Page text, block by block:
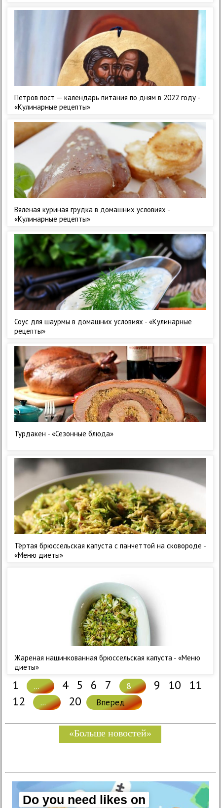
Петров пост — календарь питания по дням в 2022 году -
«Кулинарные рецепты»
Вяленая куриная грудка в домашних условиях -
«Кулинарные рецепты»
Соус для шаурмы в домашних условиях - «Кулинарные
рецепты»
Турдакен - «Сезонные блюда»
Тёртая брюссельская капуста с панчеттой на сковороде -
«Меню диеты»
Жареная нашинкованная брюссельская капуста - «Меню
диеты»
1 ... 4 5 6 7 8 9 10
11
12
... 20 Вперед
«Больше новостей»
Do you need likes on